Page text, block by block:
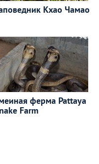
Кхао Чамао
ферма Pattaya
Farm